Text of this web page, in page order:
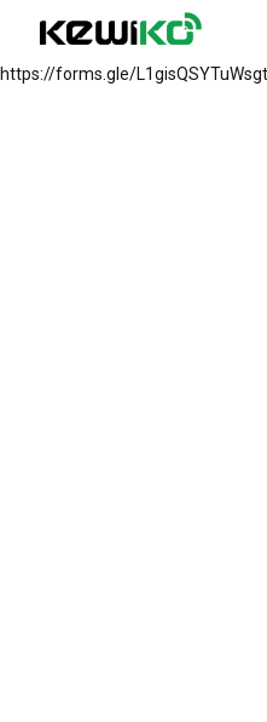
https://forms.gle/